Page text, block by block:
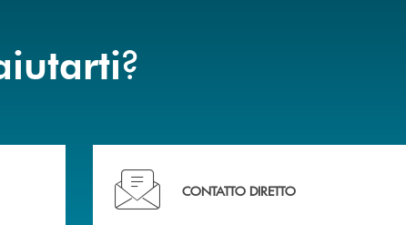
?
Hai bisogno di assistenza immediata ?
CONTATTO DIRETTO